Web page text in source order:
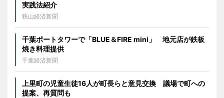
実践法紹介
狭山経済新聞
千葉ポートタワーで「BLUE＆FIRE mini」 地元店が鉄板
焼き料理提供
千葉経済新聞
上里町の児童生徒16人が町長らと意見交換 議場で町への
提案、再質問も